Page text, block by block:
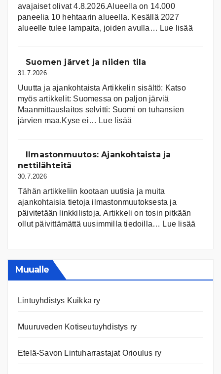
avajaiset olivat 4.8.2026.Alueella on 14.000
paneelia 10 hehtaarin alueella. Kesällä 2027
alueelle tulee lampaita, joiden avulla… Lue lisää:
Suomen järvet ja niiden tila
31.7.2026
Uuutta ja ajankohtaista Artikkelin sisältö: Katso
myös artikkelit: Suomessa on pal­jon jär­viä
Maanmittauslaitos selvitti: Suomi on tuhansien
järvien maa.Kyse ei… Lue lisää
ja
Ilmastonmuutos: Ajankohtaista ja
nettilähteitä
30.7.2026
Tähän artikkeliin kootaan uutisia ja muita
ajankohtaisia tietoja ilmastonmuutoksesta ja
päivitetään linkkilistoja. Artikkeli on tosin pitkään
ollut päivittämättä uusimmilla tiedoilla… Lue lisää
Muualle
Lintuyhdistys Kuikka ry
Muuruveden Kotiseutuyhdistys ry
Etelä-Savon Lintuharrastajat Orioulus ry